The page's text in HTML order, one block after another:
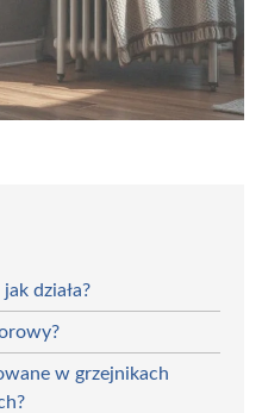
działa?
w grzejnikach